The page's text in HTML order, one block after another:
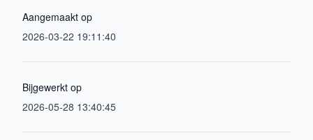
Aangemaakt op
2026-03-22 19:11:40
Bijgewerkt op
2026-05-28 13:40:45